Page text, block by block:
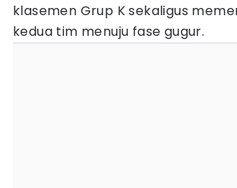
klasemen Grup K sekaligus
kedua tim menuju fase gugur.